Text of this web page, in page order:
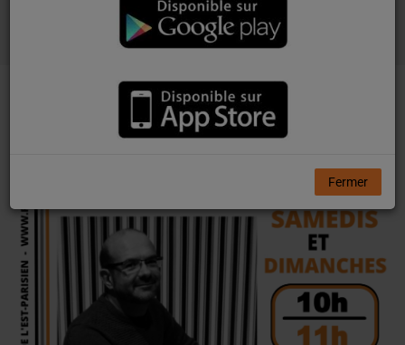
école de Montreuil
Fermer